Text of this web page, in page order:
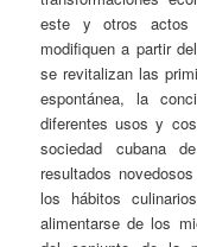
este y otros actos
modifiquen a partir
se revitalizan las
espontánea, la
diferentes usos y
sociedad cubana
resultados
los hábitos
alimentarse de los